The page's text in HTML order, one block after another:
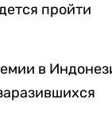
пройти
в